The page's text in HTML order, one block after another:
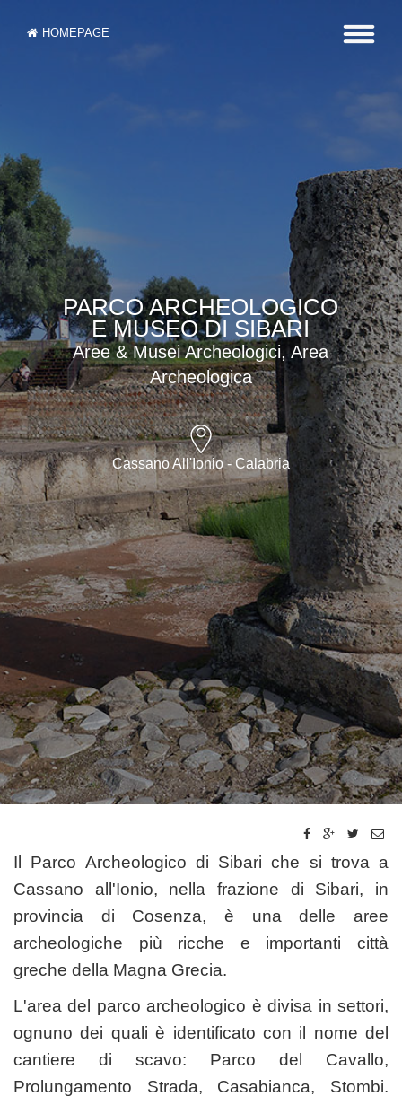
HOMEPAGE
PARCO ARCHEOLOGICO
E MUSEO DI SIBARI
Aree & Musei Archeologici, Area
Archeologica
Cassano All'Ionio - Calabria
Il Parco Archeologico di Sibari che si trova a
Cassano all'Ionio, nella frazione di Sibari, in
provincia di Cosenza, è una delle aree
archeologiche più ricche e importanti città
greche della Magna Grecia.
L'area del parco archeologico è divisa in settori,
ognuno dei quali è identificato con il nome del
cantiere di scavo: Parco del Cavallo,
Prolungamento Strada, Casabianca, Stombi.